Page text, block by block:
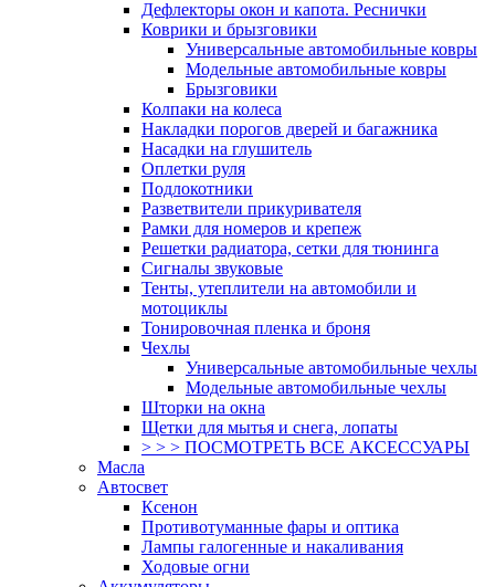
Дефлекторы окон и капота. Реснички
Коврики и брызговики
Универсальные автомобильные ковры
Модельные автомобильные ковры
Брызговики
Колпаки на колеса
Накладки порогов дверей и багажника
Насадки на глушитель
Оплетки руля
Подлокотники
Разветвители прикуривателя
Рамки для номеров и крепеж
Решетки радиатора, сетки для тюнинга
Сигналы звуковые
Тенты, утеплители на автомобили и
мотоциклы
Тонировочная пленка и броня
Чехлы
Универсальные автомобильные чехлы
Модельные автомобильные чехлы
Шторки на окна
Щетки для мытья и снега, лопаты
> > > ПОСМОТРЕТЬ ВСЕ АКСЕССУАРЫ
Масла
Автосвет
Ксенон
Противотуманные фары и оптика
Лампы галогенные и накаливания
Ходовые огни